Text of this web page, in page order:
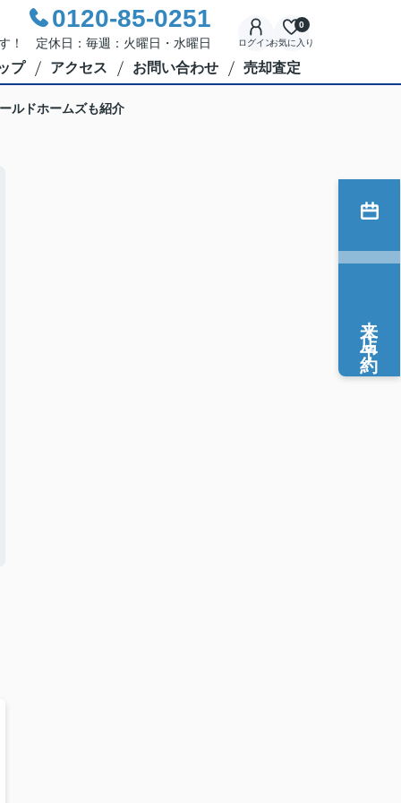
0120-85-0251
！ 定休日：毎週：火曜日・水曜日 ログインお気に入り
0
プ アクセス お問い合わせ 売却査定
ルドホームズも紹介
来店予約